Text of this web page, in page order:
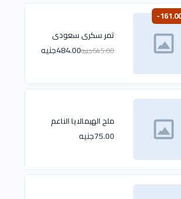
تمر سكرى سعودى
645.00جنيه 484.00جنيه
ملح الهيمالايا الناعم
75.00جنيه